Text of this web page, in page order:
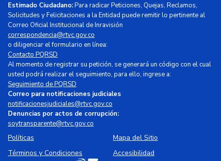
Estimado Ciudadano:Para radicar Peticiones, Quejas, Reclamos,
Solicitudes y Felicitaciones a la Entidad puede remitir lo pertinente al
Correo Oficial Institucional de Inravisión
correspondencia@rtvc.gov.co
o diligenciar el formulario en línea:
Contacto PQRSD
Al momento de registrar su petición, se generará un código con el cual
usted podrá realizar el seguimiento, para ello, ingrese a:
Seguimiento de PQRSD
Correo para notificaciones judiciales
notificacionesjudiciales@rtvc.gov.co
Denuncias por actos de corrupción:
soytransparente@rtvc.gov.co
Políticas
Mapa del Sitio
Términos y Condiciones
Accesibilidad